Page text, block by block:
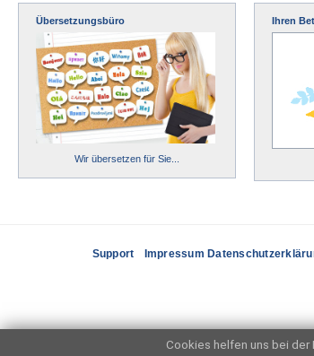
Übersetzungsbüro
Wir übersetzen für Sie...
Ihren
Support Impressum
Cookies helfen uns bei